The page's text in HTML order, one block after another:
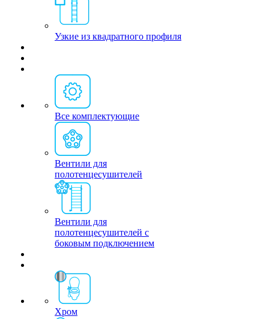
Узкие из квадратного профиля
Все комплектующие
Вентили для
полотенцесушителей
Вентили для
полотенцесушителей с
боковым подключением
Хром